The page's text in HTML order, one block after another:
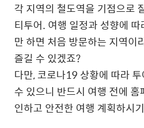
각 지역의 철도역을 기점으로
티투어. 여행 일정과 성향에
만 하면 처음 방문하는 지역이
즐길 수 있겠죠?
다만, 코로나19 상황에 따라
수 있으니 반드시 여행 전에
인하고 안전한 여행 계획하시